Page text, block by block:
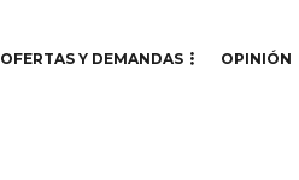
OFERTAS Y DEMANDAS OPINIÓN